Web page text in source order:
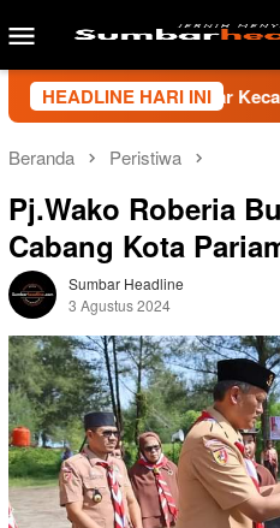
ke
Menu
Mobile
HEADLINE HARI INI
Sumbar Kecam
Beranda Peristiwa
Pj.Wako Roberia
Cabang Kota
Sumbar Headline
3 Agustus 2024